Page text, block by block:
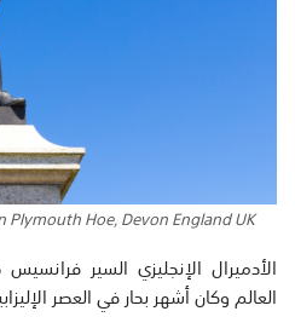
Plymouth Hoe, Devon England UK
الأدميرال الإنجليزي السير
العالم وكان أشهر بحار في العصر